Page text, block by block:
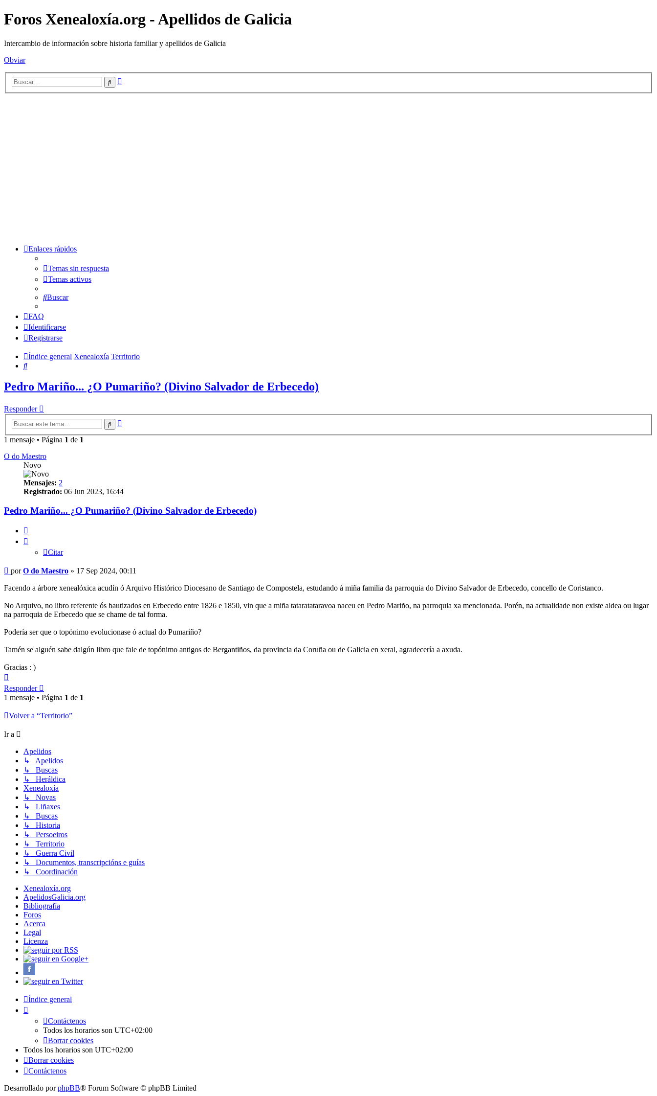
Foros Xenealoxía.org - Apellidos de Galicia
Intercambio de información sobre historia familiar y apellidos de Galicia
Obviar
Buscar
Enlaces rápidos
Temas sin respuesta
Temas activos
Buscar
FAQ
Identificarse
Registrarse
Índice general Xenealoxía Territorio
Buscar
Pedro Mariño... ¿O Pumariño? (Divino Salvador de Erbecedo)
Responder
Buscar
1 mensaje • Página 1 de 1
O do Maestro
Novo
Mensajes: 2
Registrado: 06 Jun 2023, 16:44
Pedro Mariño... ¿O Pumariño? (Divino Salvador de Erbecedo)
Citar
Mensaje
porO do Maestro » 17 Sep 2024, 00:11
Facendo a árbore xenealóxica acudín ó Arquivo Histórico Diocesano de Santiago de Compostela, estudando á miña familia da parroquia do Divino Salvador de Erbecedo, concello de Coristanco.
No Arquivo, no libro referente ós bautizados en Erbecedo entre 1826 e 1850, vin que a miña tataratataravoa naceu en Pedro Mariño, na parroquia xa mencionada. Porén, na actualidade non existe aldea ou lugar
na parroquia de Erbecedo que se chame de tal forma.
Podería ser que o topónimo evolucionase ó actual do Pumariño?
Tamén se alguén sabe dalgún libro que fale de topónimo antigos de Bergantiños, da provincia da Coruña ou de Galicia en xeral, agradecería a axuda.
Gracias : )
Responder
1 mensaje • Página 1 de 1
Volver a “Territorio”
Ir a
Apelidos
↳ Apelidos
↳ Buscas
↳ Heráldica
Xenealoxía
↳ Novas
↳ Liñaxes
↳ Buscas
↳ Historia
↳ Persoeiros
↳ Territorio
↳ Guerra Civil
↳ Documentos, transcripcións e guías
↳ Coordinación
Xenealoxía.org
ApelidosGalicia.org
Bibliografía
Foros
Acerca
Legal
Licenza
Índice general
Contáctenos
Todos los horarios son UTC+02:00
Borrar cookies
Todos los horarios son UTC+02:00
Borrar cookies
Contáctenos
Desarrollado porphpBB® Forum Software © phpBB Limited